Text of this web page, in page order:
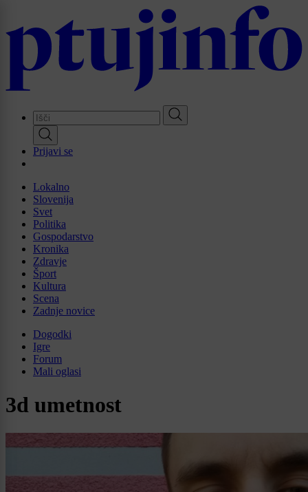
main
Prijavi se
Lokalno
Slovenija
Svet
Politika
Gospodarstvo
Kronika
Zdravje
Šport
Kultura
Scena
Zadnje novice
Dogodki
Igre
Forum
Mali oglasi
3d umetnost